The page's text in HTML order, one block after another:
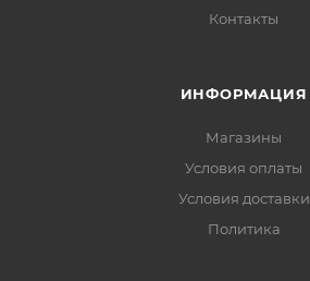
Контакты
ИНФОРМАЦИЯ
Магазины
Условия оплаты
Условия доставки
Политика